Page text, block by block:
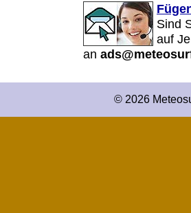
Sind
auf
an
© 2026